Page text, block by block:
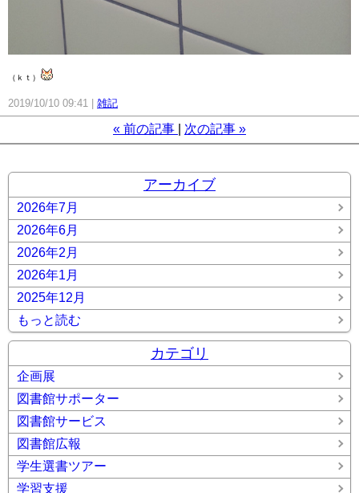
（ｋｔ）
2019/10/10 09:41 雑記
« 前の記事 次の記事 »
アーカイブ
2026年7月
2026年6月
2026年2月
2026年1月
2025年12月
もっと読む
カテゴリ
企画展
図書館サポーター
図書館サービス
図書館広報
学生選書ツアー
学習支援